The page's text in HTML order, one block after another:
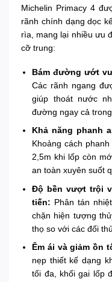
Michelin Primacy 4
rãnh chính dạng dọc
rìa, mang lại nhiều ưu
cỡ trung:
Bám đường ướt
Các rãnh ngang
giúp thoát nước
đường ngay cả
Khả năng phanh
Khoảng cách
2,5m khi lốp còn
an toàn xuyên suốt
Độ bền vượt trội
tiến: Phân tán
chặn hiện tượng
thọ so với các đối
Êm ái và giảm ồn
nẹp thiết kế dạng
tối đa, khối gai lốp